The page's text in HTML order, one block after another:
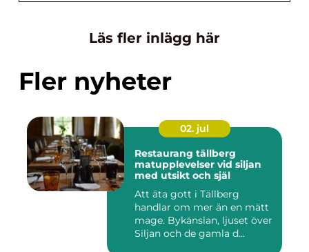
Läs fler inlägg här
Fler nyheter
02. jul
Restaurang tällberg
matupplevelser vid siljan
med utsikt och själ
Att äta gott i Tällberg
handlar om mer än en mätt
mage. Bykänslan, ljuset över
Siljan och de gamla d...